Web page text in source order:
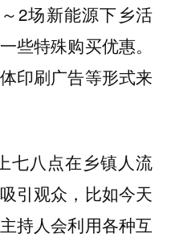
2场新能源下乡活
些特殊购买优惠。
印刷广告等形式来
七八点在乡镇人流
引观众，比如今天
持人会利用各种互